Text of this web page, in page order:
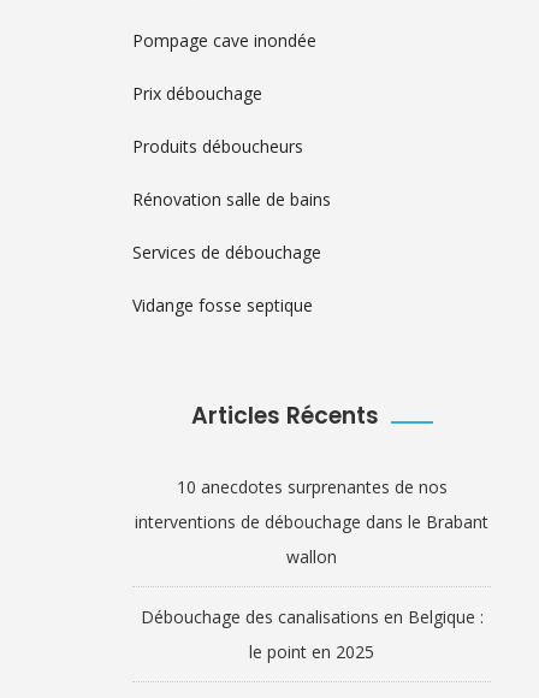
Pompage cave inondée
Prix débouchage
Produits déboucheurs
Rénovation salle de bains
Services de débouchage
Vidange fosse septique
Articles Récents
10 anecdotes surprenantes de nos
interventions de débouchage dans le Brabant
wallon
Débouchage des canalisations en Belgique :
le point en 2025